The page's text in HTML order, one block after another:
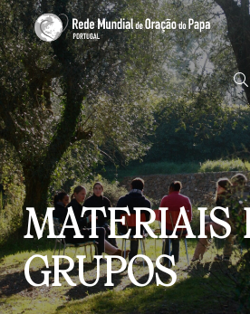
MATERIAIS
GRUPOS